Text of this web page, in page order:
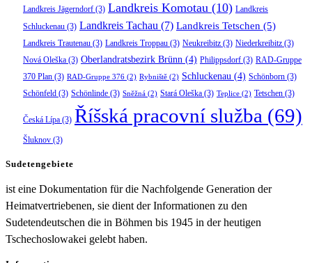
Landkreis Jägerndorf (3) Landkreis Komotau (10) Landkreis
Schluckenau (3) Landkreis Tachau (7) Landkreis Tetschen (5)
Landkreis Trautenau (3) Landkreis Troppau (3) Neukreibitz (3) Niederkreibitz (3)
Nová Oleška (3) Oberlandratsbezirk Brünn (4) Philippsdorf (3) RAD-Gruppe
370 Plan (3) RAD-Gruppe 376 (2) Rybniště (2) Schluckenau (4) Schönborn (3)
Schönfeld (3) Schönlinde (3) Sněžná (2) Stará Oleška (3) Teplice (2) Tetschen (3)
Česká Lípa (3) Říšská pracovní služba (69)
Šluknov (3)
Sudetengebiete
ist eine Dokumentation für die Nachfolgende Generation der
Heimatvertriebenen, sie dient der Informationen zu den
Sudetendeutschen die in Böhmen bis 1945 in der heutigen
Tschechoslowakei gelebt haben.